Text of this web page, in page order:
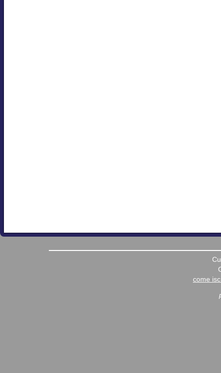
come